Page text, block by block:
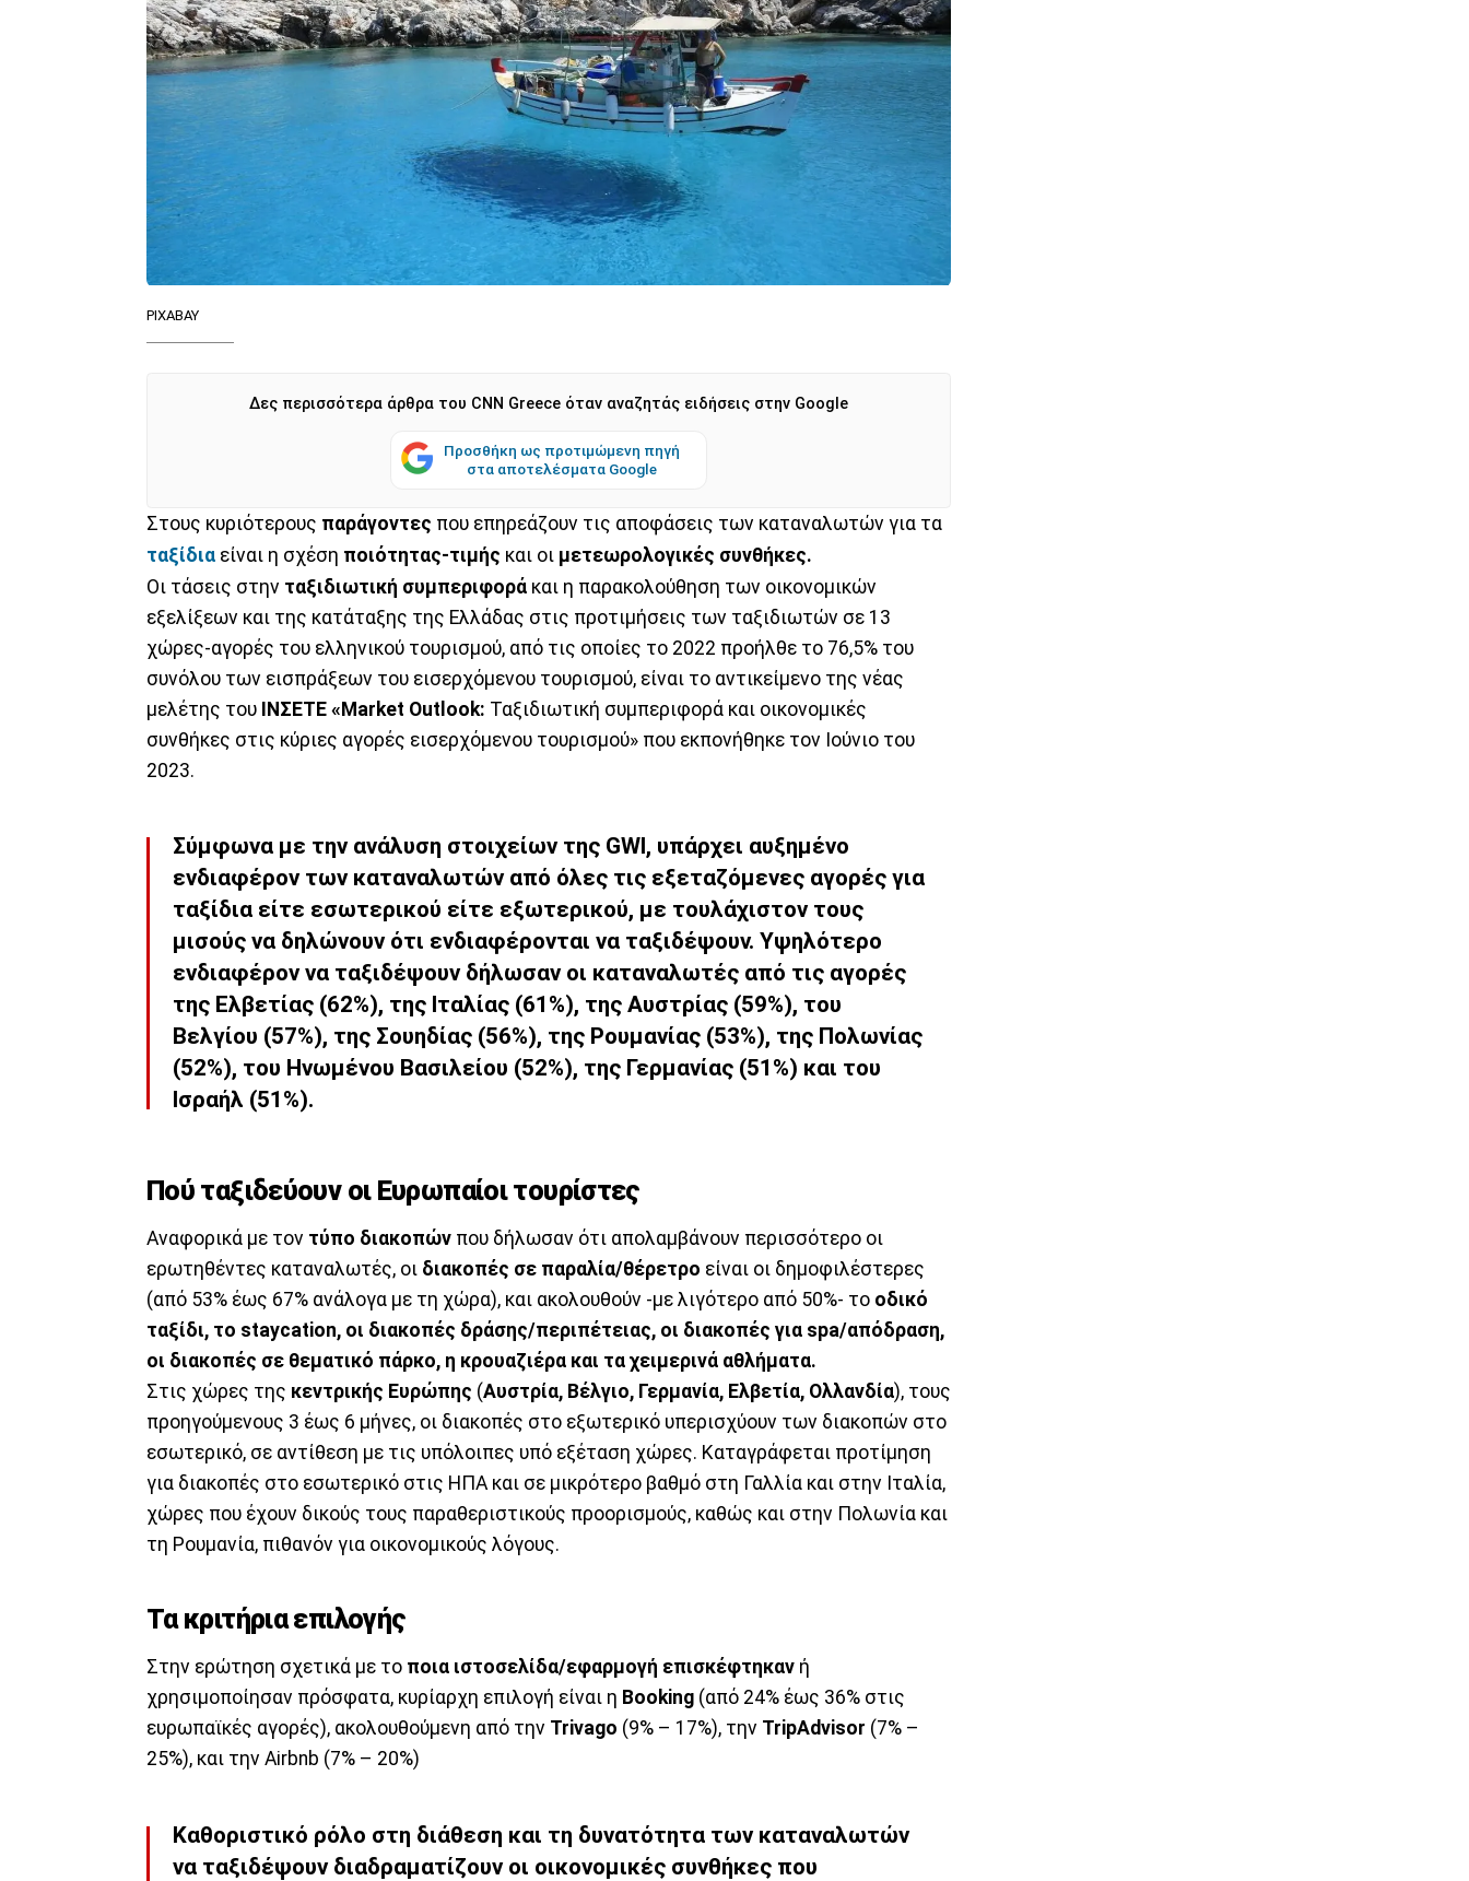
PIXABAY
Δες περισσότερα άρθρα του CNN Greece όταν αναζητάς ειδήσεις στην Google
Προσθήκη ως προτιμώμενη πηγή
στα αποτελέσματα Google
Στους κυριότερους παράγοντες που επηρεάζουν τις αποφάσεις των καταναλωτών για τα
ταξίδια είναι η σχέση ποιότητας-τιμής και οι μετεωρολογικές συνθήκες.
Οι τάσεις στην ταξιδιωτική συμπεριφορά και η παρακολούθηση των οικονομικών
εξελίξεων και της κατάταξης της Ελλάδας στις προτιμήσεις των ταξιδιωτών σε 13
χώρες-αγορές του ελληνικού τουρισμού, από τις οποίες το 2022 προήλθε το 76,5% του
συνόλου των εισπράξεων του εισερχόμενου τουρισμού, είναι το αντικείμενο της νέας
μελέτης του ΙΝΣΕΤΕ «Market Outlook: Ταξιδιωτική συμπεριφορά και οικονομικές
συνθήκες στις κύριες αγορές εισερχόμενου τουρισμού» που εκπονήθηκε τον Ιούνιο του
2023.
Σύμφωνα με την ανάλυση στοιχείων της GWI, υπάρχει αυξημένο
ενδιαφέρον των καταναλωτών από όλες τις εξεταζόμενες αγορές για
ταξίδια είτε εσωτερικού είτε εξωτερικού, με τουλάχιστον τους
μισούς να δηλώνουν ότι ενδιαφέρονται να ταξιδέψουν. Υψηλότερο
ενδιαφέρον να ταξιδέψουν δήλωσαν οι καταναλωτές από τις αγορές
της Ελβετίας (62%), της Ιταλίας (61%), της Αυστρίας (59%), του
Βελγίου (57%), της Σουηδίας (56%), της Ρουμανίας (53%), της Πολωνίας
(52%), του Ηνωμένου Βασιλείου (52%), της Γερμανίας (51%) και του
Ισραήλ (51%).
Πού ταξιδεύουν οι Ευρωπαίοι τουρίστες
Αναφορικά με τον τύπο διακοπών που δήλωσαν ότι απολαμβάνουν περισσότερο οι
ερωτηθέντες καταναλωτές, οι διακοπές σε παραλία/θέρετρο είναι οι δημοφιλέστερες
(από 53% έως 67% ανάλογα με τη χώρα), και ακολουθούν -με λιγότερο από 50%- το οδικό
ταξίδι, το staycation, οι διακοπές δράσης/περιπέτειας, οι διακοπές για spa/απόδραση,
οι διακοπές σε θεματικό πάρκο, η κρουαζιέρα και τα χειμερινά αθλήματα.
Στις χώρες της κεντρικής Ευρώπης (Αυστρία, Βέλγιο, Γερμανία, Ελβετία, Ολλανδία), τους
προηγούμενους 3 έως 6 μήνες, οι διακοπές στο εξωτερικό υπερισχύουν των διακοπών στο
εσωτερικό, σε αντίθεση με τις υπόλοιπες υπό εξέταση χώρες. Καταγράφεται προτίμηση
για διακοπές στο εσωτερικό στις ΗΠΑ και σε μικρότερο βαθμό στη Γαλλία και στην Ιταλία,
χώρες που έχουν δικούς τους παραθεριστικούς προορισμούς, καθώς και στην Πολωνία και
τη Ρουμανία, πιθανόν για οικονομικούς λόγους.
Τα κριτήρια επιλογής
Στην ερώτηση σχετικά με το ποια ιστοσελίδα/εφαρμογή επισκέφτηκαν ή
χρησιμοποίησαν πρόσφατα, κυρίαρχη επιλογή είναι η Booking (από 24% έως 36% στις
ευρωπαϊκές αγορές), ακολουθούμενη από την Trivago (9% – 17%), την TripAdvisor (7% –
25%), και την Airbnb (7% – 20%)
Καθοριστικό ρόλο στη διάθεση και τη δυνατότητα των καταναλωτών
να ταξιδέψουν διαδραματίζουν οι οικονομικές συνθήκες που